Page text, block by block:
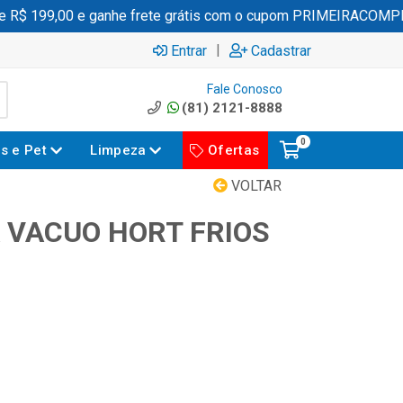
199,00 e ganhe frete grátis com o cupom PRIMEIRACOMPRA
Entrar | Cadastrar
Fale Conosco
(81) 2121-8888
e Pet Limpeza Ofertas
0
VOLTAR
HORT FRIOS